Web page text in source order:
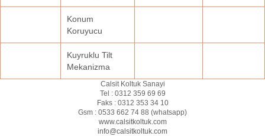
Konum
Koruyucu
Kuyruklu Tilt
Mekanizma
Calsit Koltuk Sanayi
Tel : 0312 359 69 69
Faks : 0312 353 34 10
Gsm : 0533 662 74 88 (whatsapp)
www.calsitkoltuk.com
info@calsitkoltuk.com